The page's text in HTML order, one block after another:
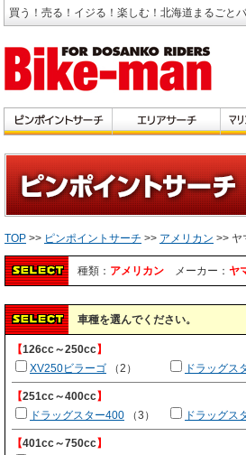
買う！売る！イジる！楽しむ！北海道まるごとバ
TOP >> ピンポイントサーチ >> アメリカン >> ヤ
種類： アメリカン メーカー： ヤ
車種を選んでください。
【126cc～250cc】
XV250ビラーゴ （2） ドラッグス
【251cc～400cc】
ドラッグスター400 （3） ドラッグス
【401cc～750cc】